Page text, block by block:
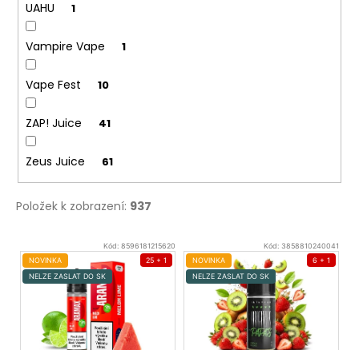
UAHU 1
Vampire Vape 1
Vape Fest 10
ZAP! Juice 41
Zeus Juice 61
Položek k zobrazení: 937
V
ý
p
Kód: 8596181215620
NOVINKA
NELZE ZASLAT DO SK
25 + 1
Kód: 3858810240041
NOVINKA
NELZE ZASLAT DO SK
6 + 1